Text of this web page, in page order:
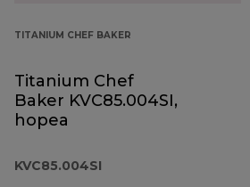
TITANIUM CHEF BAKER
Titanium Chef
Baker KVC85.004SI,
hopea
KVC85.004SI